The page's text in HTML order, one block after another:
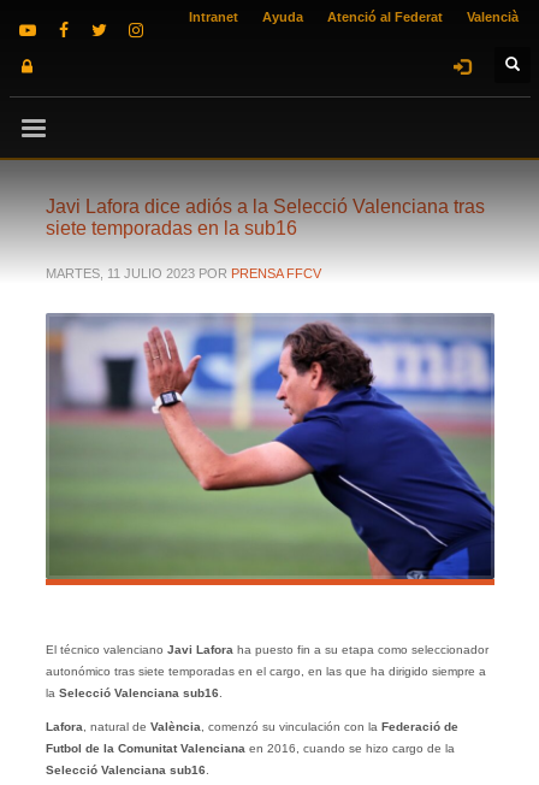
Intranet Ayuda Atenció al Federat Valencià
Javi Lafora dice adiós a la Selecció Valenciana tras
siete temporadas en la sub16
MARTES, 11 JULIO 2023 POR PRENSA FFCV
El técnico valenciano Javi Lafora ha puesto fin a su etapa como seleccionador
autonómico tras siete temporadas en el cargo, en las que ha dirigido siempre a
la Selecció Valenciana sub16
Lafora , natural de València , comenzó su vinculación con la Federació de
Futbol de la Comunitat Valenciana en 2016, cuando se hizo cargo de la
Selecció Valenciana sub16